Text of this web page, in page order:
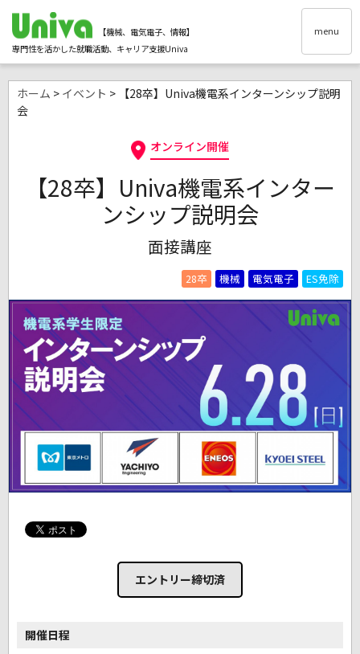
【機械、電気電子、情報】
専門性を活かした就職活動、キャリア支援Univa
menu
ホーム > イベント > 【28卒】Univa機電系インターンシップ説明
会
オンライン開催
【28卒】Univa機電系インター
ンシップ説明会
面接講座
28卒 機械 電気電子 ES免除
エントリー締切済
開催日程